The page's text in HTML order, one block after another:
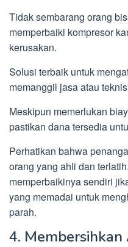
Tidak sembarang orang
memperbaiki kompresor
kerusakan.
Solusi terbaik untuk
memanggil jasa atau
Meskipun memerlukan
pastikan dana tersedia
Perhatikan bahwa
orang yang ahli dan
memperbaikinya sendiri
yang memadai untuk
parah.
4. Membersihkan